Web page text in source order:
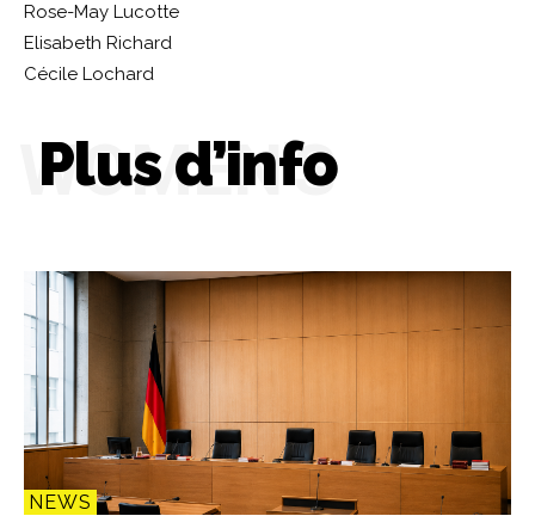
Rose-May Lucotte
Elisabeth Richard
Cécile Lochard
Plus d’info
WOMEN'S
NEWS